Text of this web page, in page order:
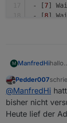
- [7]
- [8]
An
M ManfredHihallo.
PS
Offline
Pedder007
@ManfredHi
bisher nicht
Heute lief der